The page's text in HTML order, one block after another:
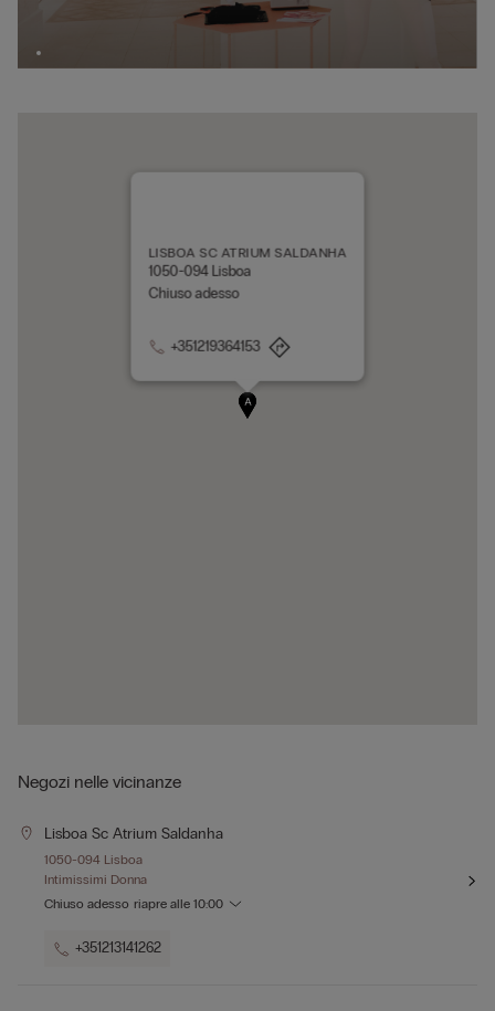
A
LISBOA SC ATRIUM SALDANHA
1050-094 Lisboa
Chiuso adesso
+351219364153
Negozi nelle vicinanze
Lisboa Sc Atrium Saldanha
1050-094 Lisboa
Intimissimi Donna
Chiuso adesso riapre alle 10:00
+351213141262